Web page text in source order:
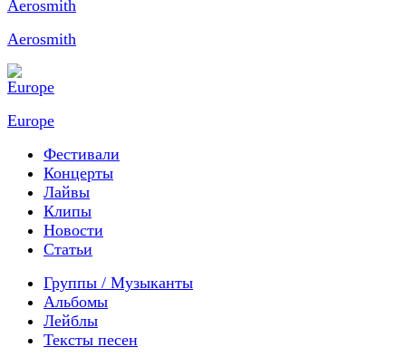
Aerosmith
Europe
Фестивали
Концерты
Лайвы
Клипы
Новости
Статьи
Группы / Музыканты
Альбомы
Лейблы
Тексты песен